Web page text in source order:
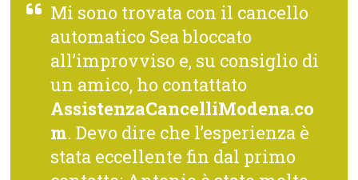
Mi sono trovata con il cancello
automatico Sea bloccato
all’improvviso e, su consiglio di
un amico, ho contattato
AssistenzaCancelliModena.co
m. Devo dire che l’esperienza è
stata eccellente fin dal primo